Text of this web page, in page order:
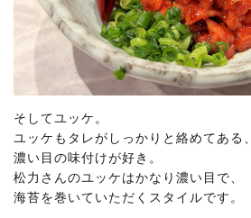
そしてユッケ。
ユッケもタレがしっかりと絡めてある、
濃い目の味付けが好き。
松力さんのユッケはかなり濃い目で、
海苔を巻いていただくスタイルです。